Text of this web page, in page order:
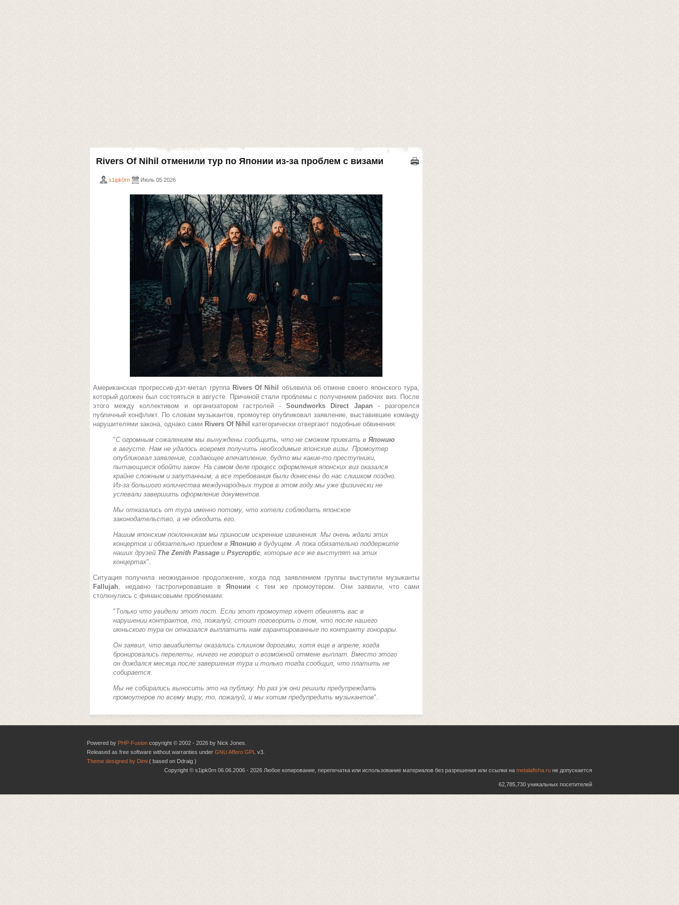
Rivers Of Nihil отменили тур по Японии из-за проблем с визами
s1ipk0rn Июль 05 2026
Американская прогрессив-дэт-метал группа Rivers Of Nihil
объявила об отмене своего японского тура,
который должен был состояться в августе. Причиной стали проблемы с получением рабочих виз. После
этого между коллективом и организатором гастролей -Soundworks Direct Japan - разгорелся
публичный конфликт. По словам музыкантов, промоутер опубликовал заявление, выставившее команду
нарушителями закона, однако сами Rivers Of Nihil категорически отвергают подобные обвинения:
"С огромным сожалением мы вынуждены сообщить, что не сможем приехать в Японию
в августе. Нам не удалось вовремя получить необходимые японские визы. Промоутер
опубликовал заявление, создающее впечатление, будто мы какие-то преступники,
пытающиеся обойти закон. На самом деле процесс оформления японских виз оказался
крайне сложным и запутанным, а все требования были донесены до нас слишком поздно.
Из-за большого количества международных туров в этом году мы уже физически не
успевали завершить оформление документов.
Мы отказались от тура именно потому, что хотели соблюдать японское
законодательство, а не обходить его.
Нашим японским поклонникам мы приносим искренние извинения. Мы очень ждали этих
концертов и обязательно приедем в Японию в будущем. А пока обязательно поддержите
наших друзей The Zenith Passage и Psycroptic, которые все же выступят на этих
концертах".
Ситуация получила неожиданное продолжение, когда под заявлением группы выступили музыканты
Fallujah, недавно гастролировавшие в Японии с тем же промоутером. Они заявили, что сами
столкнулись с финансовыми проблемами:
"Только что увидели этот пост. Если этот промоутер хочет обвинять вас в
нарушении контрактов, то, пожалуй, стоит поговорить о том, что после нашего
июньского тура он отказался выплатить нам гарантированные по контракту гонорары.
Он заявил, что авиабилеты оказались слишком дорогими, хотя еще в апреле, когда
бронировались перелеты, ничего не говорил о возможной отмене выплат. Вместо этого
он дождался месяца после завершения тура и только тогда сообщил, что платить не
собирается.
Мы не собирались выносить это на публику. Но раз уж они решили предупреждать
промоутеров по всему миру, то, пожалуй, и мы хотим предупредить музыкантов".
Powered by PHP-Fusion copyright © 2002 - 2026 by Nick Jones.
Released as free software without warranties under GNU Affero GPL v3.
Theme designed by Dimi ( based on Ddraig )
Copyright © s1ipk0rn 06.06.2006 - 2026 Любое копирование, перепечатка или использование материалов без разрешения или ссылки на metalafisha.ru не допускается
62,785,730 уникальных посетителей